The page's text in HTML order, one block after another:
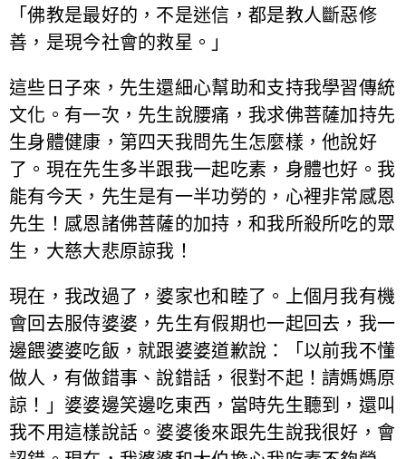
「佛教是最好的，不是迷信，都是教人斷惡修
善，是現今社會的救星。」
這些日子來，先生還細心幫助和支持我學習傳統
文化。有一次，先生說腰痛，我求佛菩薩加持先
生身體健康，第四天我問先生怎麼樣，他說好
了。現在先生多半跟我一起吃素，身體也好。我
能有今天，先生是有一半功勞的，心裡非常感恩
先生！感恩諸佛菩薩的加持，和我所殺所吃的眾
生，大慈大悲原諒我！
現在，我改過了，婆家也和睦了。上個月我有機
會回去服侍婆婆，先生有假期也一起回去，我一
邊餵婆婆吃飯，就跟婆婆道歉說：「以前我不懂
做人，有做錯事、說錯話，很對不起！請媽媽原
諒！」婆婆邊笑邊吃東西，當時先生聽到，還叫
我不用這樣說話。婆婆後來跟先生說我很好，會